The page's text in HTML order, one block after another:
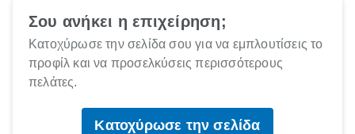
Σου ανήκει η επιχείρηση;
Κατοχύρωσε την σελίδα σου για να εμπλουτίσεις το
προφίλ και να προσελκύσεις περισσότερους
πελάτες.
Κατοχύρωσε την σελίδα